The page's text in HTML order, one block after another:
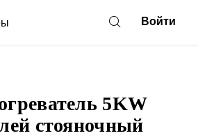
Войти
5KW
стояночный